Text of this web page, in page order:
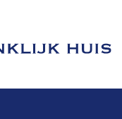
Huis